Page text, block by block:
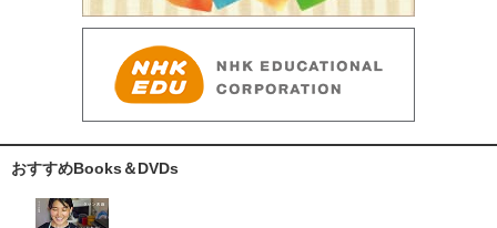
おすすめBooks＆DVDs